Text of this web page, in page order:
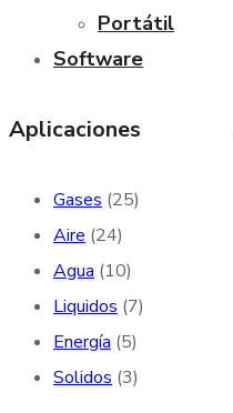
Portátil
Software
Aplicaciones
Gases (25)
Aire (24)
Agua (10)
Liquidos (7)
Energía (5)
Solidos (3)